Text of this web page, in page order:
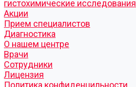
гистохимические исследования
Акции
Прием специалистов
Диагностика
О нашем центре
Врачи
Сотрудники
Лицензия
Политика конфиденцильности